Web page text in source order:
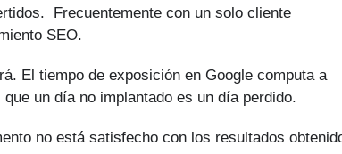
Frecuentemente con un solo cliente
SEO.
El tiempo de exposición en Google computa a
un día no implantado es un día perdido.
no está satisfecho con los resultados